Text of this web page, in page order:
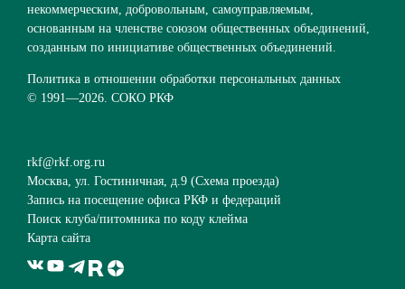
некоммерческим, добровольным, самоуправляемым,
основанным на членстве союзом общественных объединений,
созданным по инициативе общественных объединений.
Политика в отношении обработки персональных данных
© 1991—2026. СОКО РКФ
rkf@rkf.org.ru
Москва, ул. Гостиничная, д.9 (Схема проезда)
Запись на посещение офиса РКФ и федераций
Поиск клуба/питомника по коду клейма
Карта сайта